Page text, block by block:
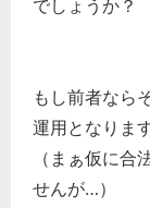
でしょうか？
もし前者なら
運用となりま
（まぁ仮に合
せんが…）